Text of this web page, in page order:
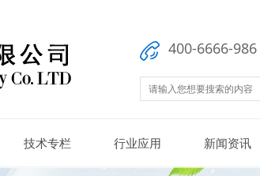
400-6666-986
技术专栏 行业应用 新闻资讯